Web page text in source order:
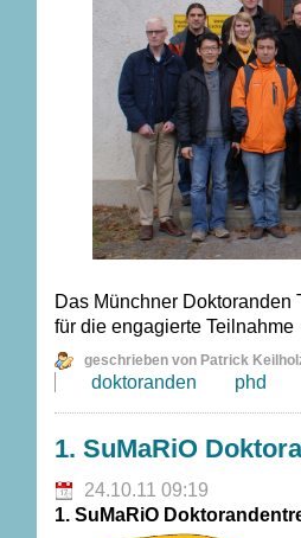
Das Münchner Doktoranden
für die engagierte Teilnahme
geschrieben von Patrick
doktoranden phd
1. SuMaRiO
24.10.11 09:19
1. SuMaRiO